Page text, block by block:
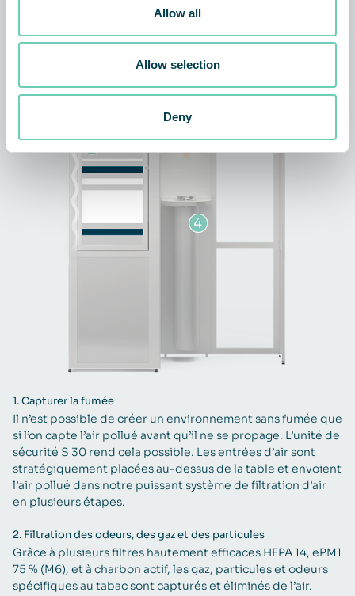
Allow all
Allow selection
Deny
1.Capturer la fumée
Il n’est possible de créer un environnement sans fumée que
si l’on capte l’air pollué avant qu’il ne se propage. L’unité de
sécurité S 30 rend cela possible. Les entrées d’air sont
stratégiquement placées au-dessus de la table et envoient
l’air pollué dans notre puissant système de filtration d’air
en plusieurs étapes.
2. Filtration des odeurs, des gaz et des particules
Grâce à plusieurs filtres hautement efficaces HEPA 14, ePM1
75 % (M6), et à charbon actif, les gaz, particules et odeurs
spécifiques au tabac sont capturés et éliminés de l’air.